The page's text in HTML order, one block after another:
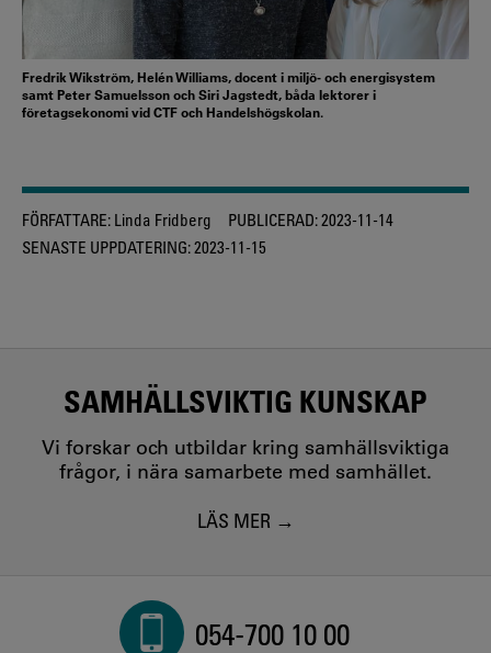
Fredrik Wikström, Helén Williams, docent i miljö- och energisystem
samt Peter Samuelsson och Siri Jagstedt, båda lektorer i
företagsekonomi vid CTF och Handelshögskolan.
FÖRFATTARE: Linda Fridberg PUBLICERAD:2023-11-14
SENASTE UPPDATERING:2023-11-15
SAMHÄLLSVIKTIG KUNSKAP
Vi forskar och utbildar kring samhällsviktiga
frågor, i nära samarbete med samhället.
LÄS MER
054-700 10 00